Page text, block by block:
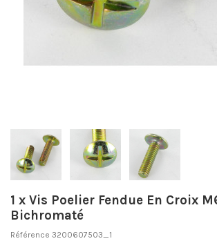
1 x Vis Poelier Fendue En Croix
Bichromaté
Référence 3200607503_1